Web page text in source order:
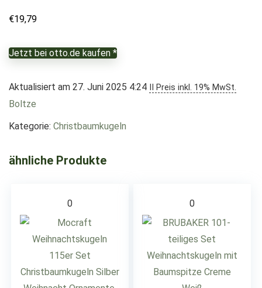
€19,79
Jetzt bei otto.de kaufen *
Aktualisiert am 27. Juni 2025 4:24 II Preis inkl. 19% MwSt.
Boltze
Kategorie: Christbaumkugeln
ähnliche Produkte
0 0